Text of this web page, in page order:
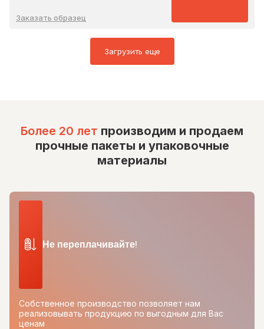
Заказать образец
Загрузить еще
Более 20 лет производим и продаем
прочные пакеты и упаковочные
материалы
Не переплачивайте!
Собственное производство позволяет нам
реализовывать продукцию по выгодным для Вас
ценам